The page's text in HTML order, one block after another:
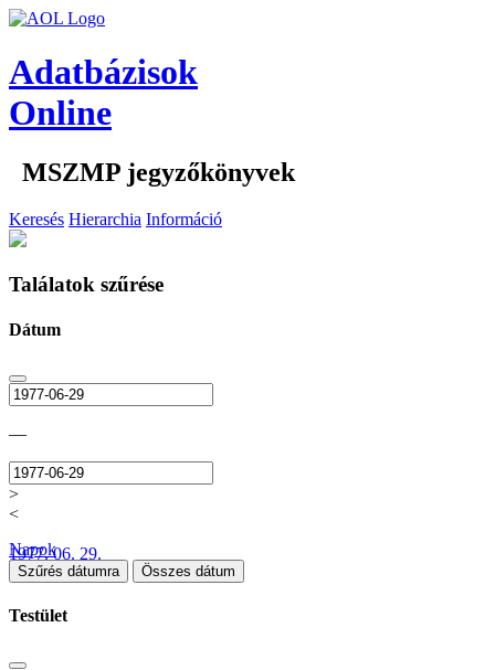
Adatbázisok
Online
MSZMP jegyzőkönyvek
Keresés Hierarchia Információ
Találatok szűrése
Dátum
—
>
<
1977. 06. 29.
Napok
Szűrés dátumra Összes dátum
Testület